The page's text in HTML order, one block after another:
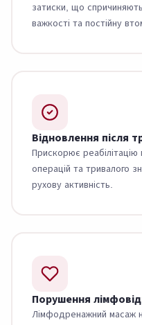
затиски, що
важкості та постійну
Відновлення після
Прискорює реабілітацію
операцій та тривалого
рухову активність.
Порушення
Лімфодренажний масаж